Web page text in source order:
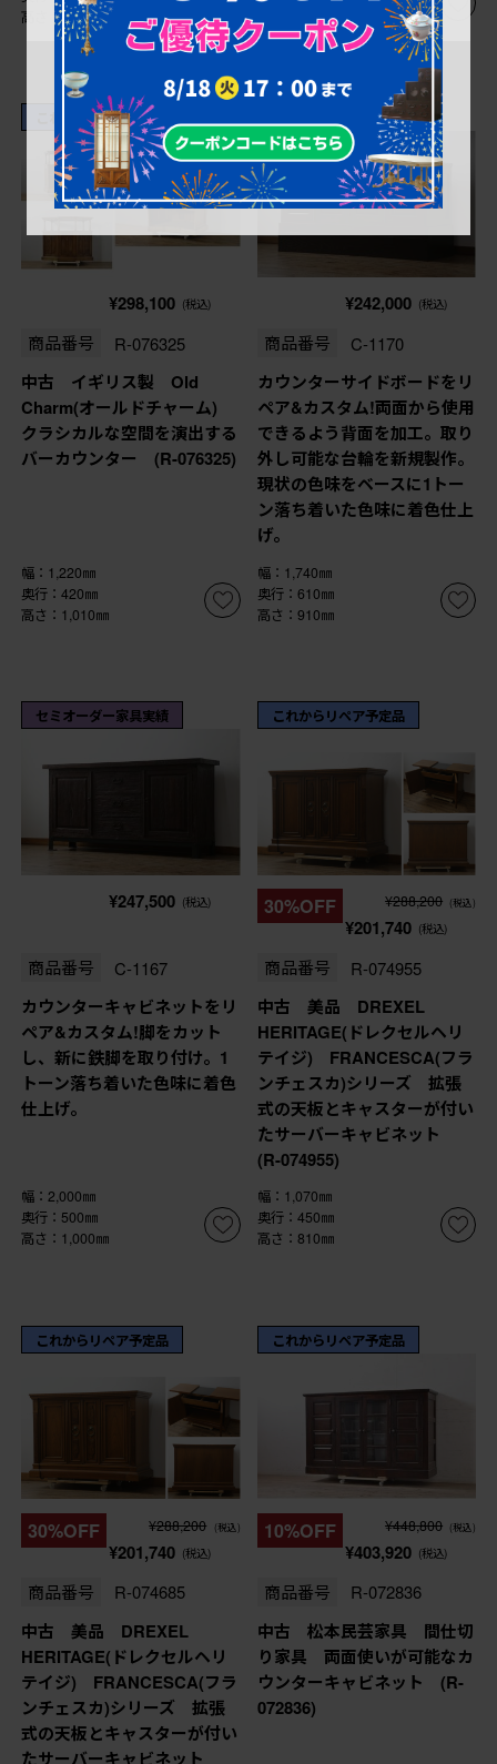
高さ：1,270㎜
高さ：1,000㎜
これからリペア予定品
¥298,100 (税込)
商品番号 R-076325
中古 イギリス製 Old
Charm(オールドチャーム)
クラシカルな空間を演出する
バーカウンター (R-076325)
幅：1,220㎜
奥行：420㎜
高さ：1,010㎜
セミオーダー家具実績
¥242,000 (税込)
商品番号 C-1170
カウンターサイドボードをリ
ペア&カスタム!両面から使用
できるよう背面を加工。取り
外し可能な台輪を新規製作。
現状の色味をベースに1トー
ン落ち着いた色味に着色仕上
げ。
幅：1,740㎜
奥行：610㎜
高さ：910㎜
セミオーダー家具実績
¥247,500 (税込)
商品番号 C-1167
カウンターキャビネットをリ
ペア&カスタム!脚をカット
し、新に鉄脚を取り付け。1
トーン落ち着いた色味に着色
仕上げ。
幅：2,000㎜
奥行：500㎜
高さ：1,000㎜
これからリペア予定品
30%OFF ¥288,200 (税込)
¥201,740 (税込)
商品番号 R-074955
中古 美品 DREXEL
HERITAGE(ドレクセルヘリ
テイジ) FRANCESCA(フラ
ンチェスカ)シリーズ 拡張
式の天板とキャスターが付い
たサーバーキャビネット
(R-074955)
幅：1,070㎜
奥行：450㎜
高さ：810㎜
これからリペア予定品
30%OFF ¥288,200 (税込)
¥201,740 (税込)
商品番号 R-074685
中古 美品 DREXEL
HERITAGE(ドレクセルヘリ
テイジ) FRANCESCA(フラ
ンチェスカ)シリーズ 拡張
式の天板とキャスターが付い
たサーバーキャビネット
これからリペア予定品
10%OFF ¥448,800 (税込)
¥403,920 (税込)
商品番号 R-072836
中古 松本民芸家具 間仕切
り家具 両面使いが可能なカ
ウンターキャビネット (R-
072836)